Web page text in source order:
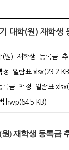
대학(원) 재학생
)_재학생_등록금_
_일람표.xlsx(23.2
금_책정_일람표
.hwp(64.5 KB)
원)재학생 등록금